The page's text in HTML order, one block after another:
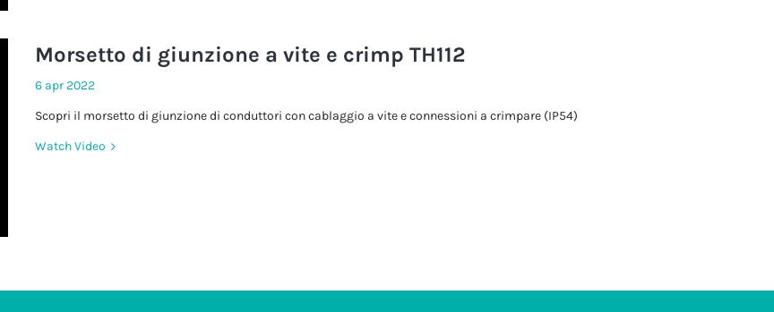
Morsetto di giunzione a vite e crimp TH112
6 apr 2022
Scopri il morsetto di giunzione di conduttori con cablaggio a vite e connessioni a crimpare (IP54)
Watch Video